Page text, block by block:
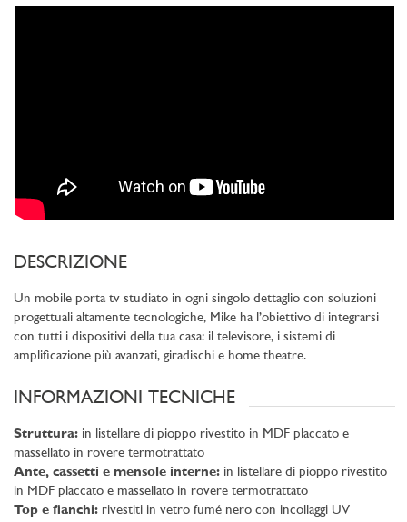
DESCRIZIONE
Un mobile porta tv studiato in ogni singolo dettaglio con soluzioni
progettuali altamente tecnologiche, Mike ha l’obiettivo di integrarsi
con tutti i dispositivi della tua casa: il televisore, i sistemi di
amplificazione più avanzati, giradischi e home theatre.
INFORMAZIONI TECNICHE
Struttura: in listellare di pioppo rivestito in MDF placcato e
massellato in rovere termotrattato
Ante, cassetti e mensole interne: in listellare di pioppo rivestito
in MDF placcato e massellato in rovere termotrattato
Top e fianchi: rivestiti in vetro fumé nero con incollaggi UV